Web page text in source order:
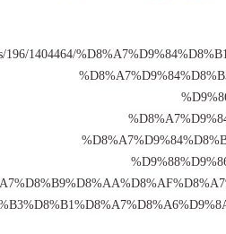
196/1404464/